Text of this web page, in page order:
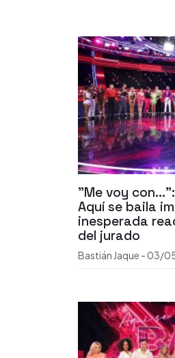
"Me voy
Aquí se baila
inesperada
del jurado
Bastián Jaque - 03/